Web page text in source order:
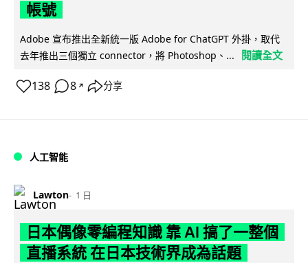
帳號
Adobe 宣布推出全新統一版 Adobe for ChatGPT 外掛，取代
去年推出三個獨立 connector，將 Photoshop、...
閱讀全文
138 8 ↗ 分享
人工智能
Lawton 1 日
日本偶像零編程知識 靠 AI 搞了一整個
直播系統 在日本技術界成為話題